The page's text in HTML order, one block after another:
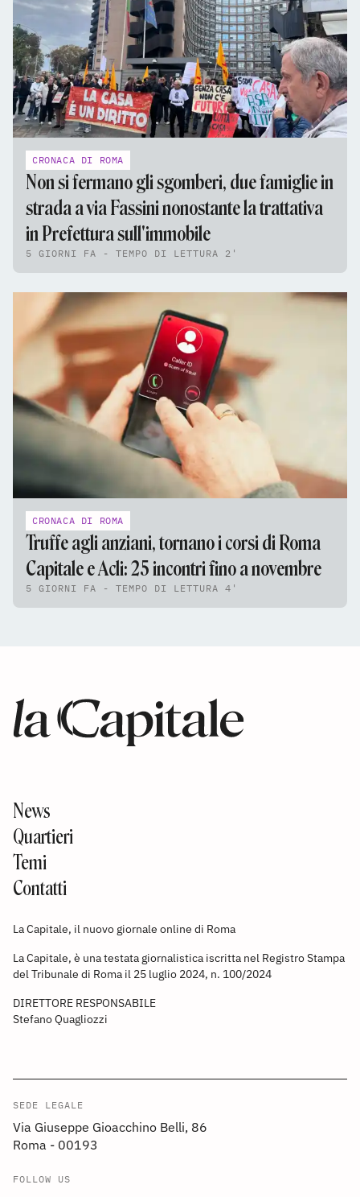
CRONACA DI ROMA
Non si fermano gli sgomberi, due famiglie in
strada a via Fassini nonostante la trattativa
in Prefettura sull'immobile
5 GIORNI FA - TEMPO DI LETTURA 2'
CRONACA DI ROMA
Truffe agli anziani, tornano i corsi di Roma
Capitale e Acli: 25 incontri fino a novembre
5 GIORNI FA - TEMPO DI LETTURA 4'
News
Quartieri
Temi
Contatti
La Capitale, il nuovo giornale online di Roma
La Capitale, è una testata giornalistica iscritta nel Registro Stampa
del Tribunale di Roma il 25 luglio 2024, n. 100/2024
DIRETTORE RESPONSABILE
Stefano Quagliozzi
SEDE LEGALE
Via Giuseppe Gioacchino Belli, 86
Roma - 00193
FOLLOW US